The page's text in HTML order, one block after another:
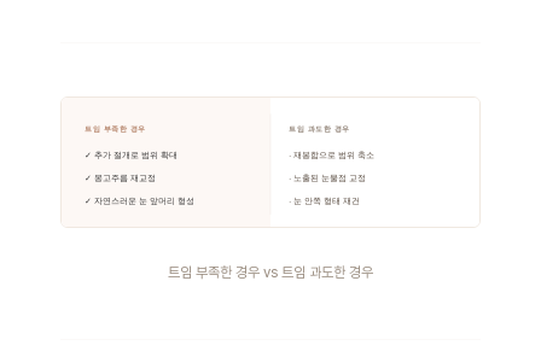
트임 부족한 경우 vs 트임 과도한 경우